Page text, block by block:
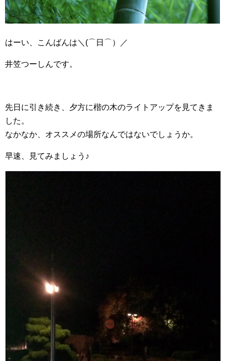
はーい、こんばんは＼(⌒日⌒）／
井笠つーしんです。
先日に引き続き、夕方に楷の木のライトアップを見てきま
した。
なかなか、オススメの場所なんではないでしょうか。
早速、見てみましょう♪